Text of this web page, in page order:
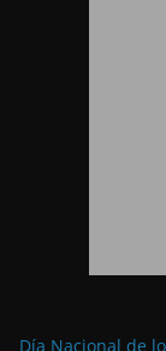
Día Nacional de